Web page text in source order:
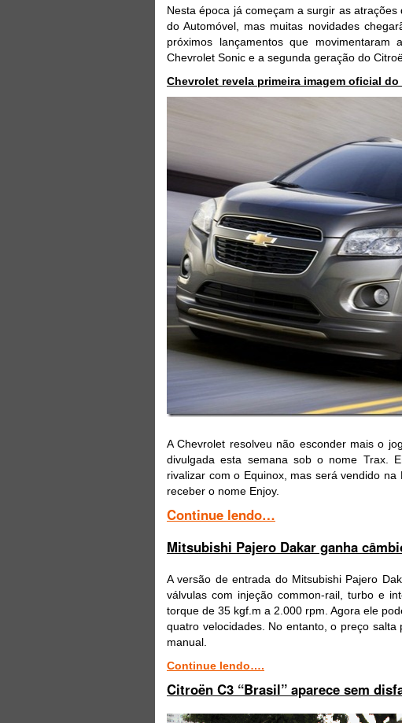
Nesta época já começam a surgir as
do Automóvel, mas muitas novidades
próximos lançamentos que
Chevrolet Sonic e a segunda geração do
Chevrolet revela primeira imagem oficial do
A Chevrolet resolveu não esconder mais o
divulgada esta semana sob o nome Trax.
rivalizar com o Equinox, mas será vendido
receber o nome Enjoy.
Continue lendo…
Mitsubishi Pajero Dakar ganha
A versão de entrada do Mitsubishi Pajero
válvulas com injeção common-rail, turbo e
torque de 35 kgf.m a 2.000 rpm. Agora ele
quatro velocidades. No entanto, o preço
manual.
Continue lendo….
Citroën C3 “Brasil” aparece sem